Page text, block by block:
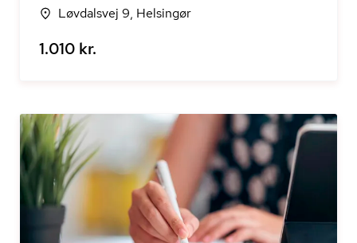
Løvdalsvej 9, Helsingør
1.010 kr.